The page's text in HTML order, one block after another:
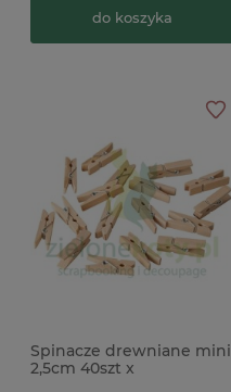
do koszyka
Spinacze drewniane mini
2,5cm 40szt x